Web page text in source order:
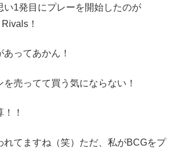
い1発目にプレーを開始したのが
！
あってあかん！
を売ってて買う気にならない！
！
れてますね（笑）ただ、私がBCGをプ